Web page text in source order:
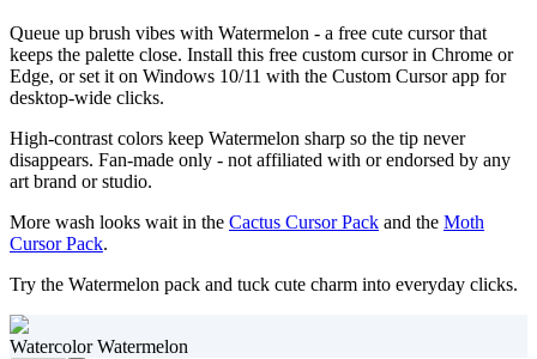
Queue up brush vibes with Watermelon - a free cute cursor that
keeps the palette close. Install this free custom cursor in Chrome or
Edge, or set it on Windows 10/11 with the Custom Cursor app for
desktop-wide clicks.
High-contrast colors keep Watermelon sharp so the tip never
disappears. Fan-made only - not affiliated with or endorsed by any
art brand or studio.
More wash looks wait in the Cactus Cursor Pack and the Moth
Cursor Pack.
Try the Watermelon pack and tuck cute charm into everyday clicks.
Watercolor Watermelon